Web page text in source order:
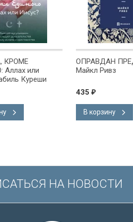
ПРЕД БОГОМ.
Ривз
В корзину
HOLY
В
НА НОВОСТИ